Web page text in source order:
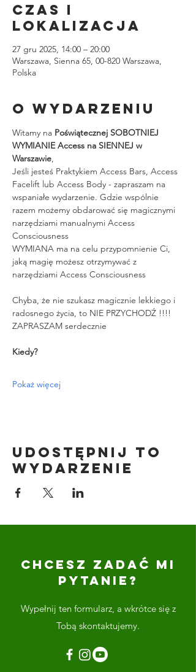
Czas i
lokalizacja
27 gru 2025, 14:00 – 20:00
Warszawa, Sienna 65, 00-820 Warszawa,
Polska
O wydarzeniu
Witamy na Poświątecznej SOBOTNIEJ
WYMIANIE Access na SIENNEJ w
Warszawie,
Jeśli jesteś Praktykiem Access Bars, Access
Facelift lub Access Body - zapraszam na
wspaniałe wydarzenie. Gdzie wspólnie
razem możemy obdarować się magicznymi
narzędziami manualnymi Access
Consciousness
WYMIANA ma na celu przypomnienie Ci,
jaką magię możesz otrzymywać z
narzędziami Access Consciousness
Chyba, że nie szukasz magicznie lekkiego i
radosnego życia, to NIE PRZYCHODŹ !!!!
ZAPRASZAM serdecznie
Kiedy?
Pokaż więcej
Udostępnij to
wydarzenie
CHCESZ ZADAĆ MI
PYTANIE?
Wypełnij ten formularz, a wkrótce się z
Tobą skontaktujemy.